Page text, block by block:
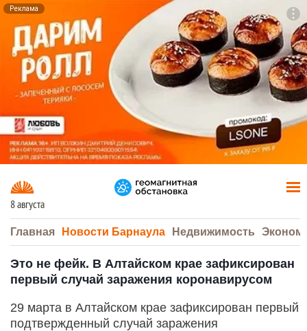
Реклама
8 августа
Главная Новости Барнаула Недвижимость
Это не фейк. В Алтайском крае зафиксирован
первый случай заражения коронавирусом
29 марта в Алтайском крае зафиксирован первый
подтвержденный случай заражения